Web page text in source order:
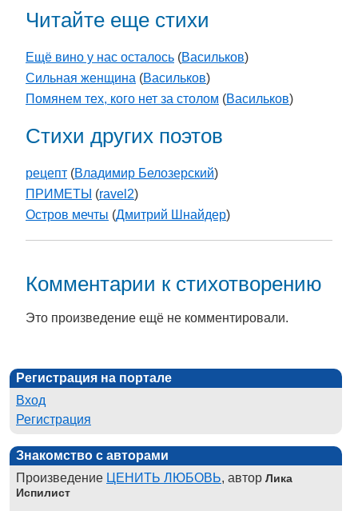
Читайте еще стихи
Ещё вино у нас осталось (Васильков)
Сильная женщина (Васильков)
Помянем тех, кого нет за столом (Васильков)
Стихи других поэтов
рецепт (Владимир Белозерский)
ПРИМЕТЫ (ravel2)
Остров мечты (Дмитрий Шнайдер)
Комментарии к стихотворению
Это произведение ещё не комментировали.
Регистрация на портале
Вход
Регистрация
Знакомство с авторами
Произведение ЦЕНИТЬ ЛЮБОВЬ, автор Лика
Испилист